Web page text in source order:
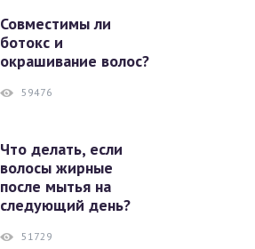
Совместимы ли
ботокс и
окрашивание волос?
59476
Что делать, если
волосы жирные
после мытья на
следующий день?
51729